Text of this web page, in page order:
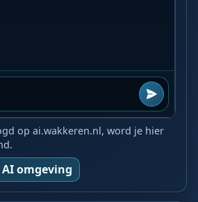
op ai.wakkeren.nl, word je hier
omgeving